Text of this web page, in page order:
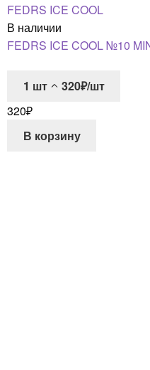
FEDRS ICE COOL
В наличии
FEDRS ICE COOL №10
1 шт
320₽/шт
320₽
В корзину